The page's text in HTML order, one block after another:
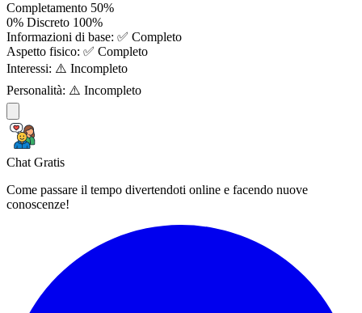
Completamento 50%
0% Discreto 100%
Informazioni di base: ✅ Completo
Aspetto fisico: ✅ Completo
Interessi: ⚠️ Incompleto
Personalità: ⚠️ Incompleto
Chat Gratis
Come passare il tempo divertendoti online e facendo nuove
conoscenze!